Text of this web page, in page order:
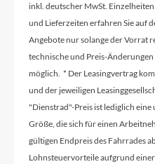
Größen
43cm /
inkl. deutscher MwSt.
und Lieferzeiten erfahren Sie auf
Angebote nur solange der Vorrat
technische und Preis-
möglich. * Der Leasingvertrag
und der jeweiligen
"Dienstrad"-Preis ist lediglich
Größe, die sich für einen
gültigen Endpreis des Fahrrades
Lohnsteuervorteile aufgrund